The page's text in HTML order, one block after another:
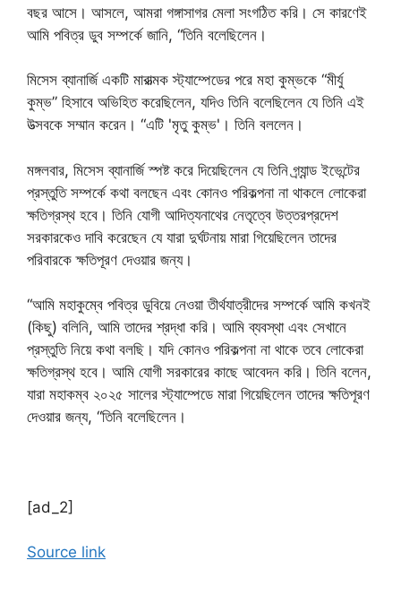
বছর আসে। আসলে, আমরা গঙ্গাসাগর মেলা সংগঠিত করি। সে কারণেই
আমি পবিত্র ডুব সম্পর্কে জানি, “তিনি বলেছিলেন।
মিসেস ব্যানার্জি একটি মারাত্মক স্ট্যাম্পেডের পরে মহা কুম্ভকে “মীর্যু
কুম্ভ” হিসাবে অভিহিত করেছিলেন, যদিও তিনি বলেছিলেন যে তিনি এই
উত্সবকে সম্মান করেন। “এটি 'মৃতু কুম্ভ'। তিনি বললেন।
মঙ্গলবার, মিসেস ব্যানার্জি স্পষ্ট করে দিয়েছিলেন যে তিনি গ্র্যান্ড ইভেন্টের
প্রস্তুতি সম্পর্কে কথা বলছেন এবং কোনও পরিকল্পনা না থাকলে লোকেরা
ক্ষতিগ্রস্থ হবে। তিনি যোগী আদিত্যনাথের নেতৃত্বে উত্তরপ্রদেশ
সরকারকেও দাবি করেছেন যে যারা দুর্ঘটনায় মারা গিয়েছিলেন তাদের
পরিবারকে ক্ষতিপূরণ দেওয়ার জন্য।
“আমি মহাকুম্বে পবিত্র ডুবিয়ে নেওয়া তীর্থযাত্রীদের সম্পর্কে আমি কখনই
(কিছু) বলিনি, আমি তাদের শ্রদ্ধা করি। আমি ব্যবস্থা এবং সেখানে
প্রস্তুতি নিয়ে কথা বলছি। যদি কোনও পরিকল্পনা না থাকে তবে লোকেরা
ক্ষতিগ্রস্থ হবে। আমি যোগী সরকারের কাছে আবেদন করি। তিনি বলেন,
যারা মহাকম্ব ২০২৫ সালের স্ট্যাম্পেডে মারা গিয়েছিলেন তাদের ক্ষতিপূরণ
দেওয়ার জন্য, “তিনি বলেছিলেন।
[ad_2]
Source link